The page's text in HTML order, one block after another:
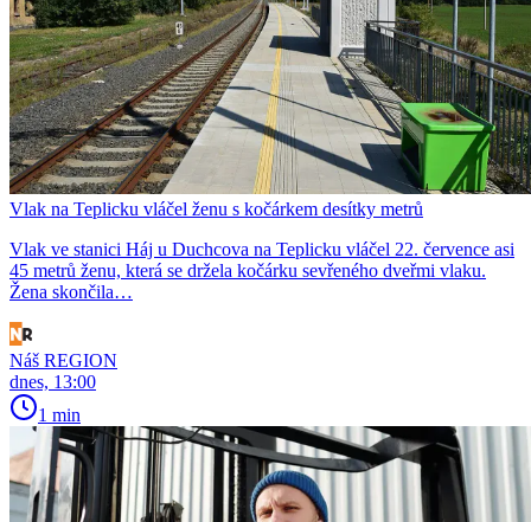
Vlak na Teplicku vláčel ženu s kočárkem desítky metrů
Vlak ve stanici Háj u Duchcova na Teplicku vláčel 22. července asi
45 metrů ženu, která se držela kočárku sevřeného dveřmi vlaku.
Žena skončila…
Náš REGION
dnes, 13:00
1 min